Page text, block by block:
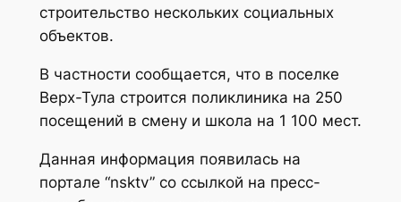
строительство нескольких социальных
объектов.
В частности сообщается, что в поселке
Верх-Тула строится поликлиника на 250
посещений в смену и школа на 1 100 мест.
Данная информация появилась на
портале “nsktv” со ссылкой на пресс-